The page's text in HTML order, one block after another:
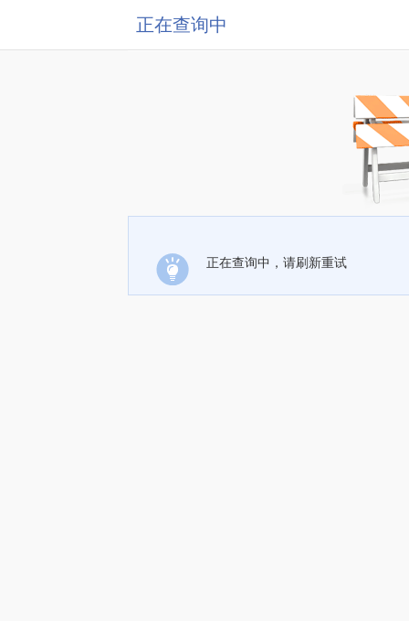
正在查询中
正在查询中，请刷新重试